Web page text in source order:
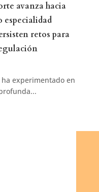
avanza hacia
especialidad
retos para
experimentado en